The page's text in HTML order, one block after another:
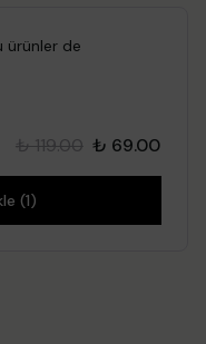
ürünler de
₺ 119.00 ₺ 69.00
(1)